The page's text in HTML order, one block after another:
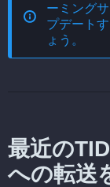
ーミング
プデート
ょう。
最近の
への転送